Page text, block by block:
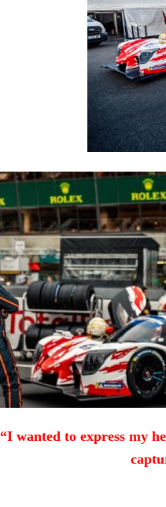
“I wanted to express my